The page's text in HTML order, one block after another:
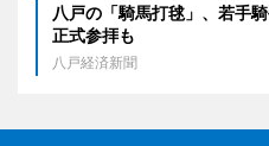
八戸の「騎馬打毬」、若手
正式参拝も
八戸経済新聞